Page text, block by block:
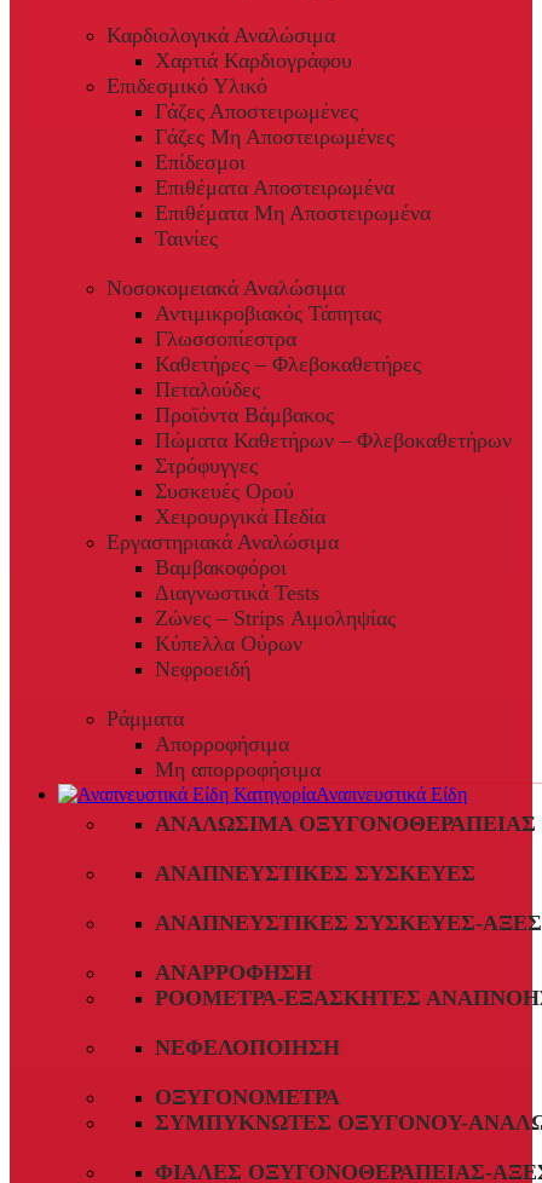
Καρδιολογικά Αναλώσιμα
Χαρτιά Καρδιογράφου
Επιδεσμικό Υλικό
Γάζες Αποστειρωμένες
Γάζες Μη Αποστειρωμένες
Επίδεσμοι
Επιθέματα Αποστειρωμένα
Επιθέματα Μη Αποστειρωμένα
Ταινίες
Νοσοκομειακά Αναλώσιμα
Αντιμικροβιακός Τάπητας
Γλωσσοπίεστρα
Καθετήρες – Φλεβοκαθετήρες
Πεταλούδες
Προϊόντα Βάμβακος
Πώματα Καθετήρων – Φλεβοκαθετήρων
Στρόφυγγες
Συσκευές Ορού
Χειρουργικά Πεδία
Εργαστηριακά Αναλώσιμα
Βαμβακοφόροι
Διαγνωστικά Tests
Ζώνες – Strips Αιμοληψίας
Κύπελλα Ούρων
Νεφροειδή
Ράμματα
Απορροφήσιμα
Μη απορροφήσιμα
Αναπνευστικά Είδη
ΑΝΑΛΏΣΙΜΑ ΟΞΥΓΟΝΟΘΕΡΑΠΕΊΑΣ
ΑΝΑΠΝΕΥΣΤΙΚΈΣ ΣΥΣΚΕΥΈΣ
ΑΝΑΠΝΕΥΣΤΙΚΈΣ ΣΥΣΚΕΥΈΣ-
ΑΝΑΡΡΌΦΗΣΗ
ΡΟΌΜΕΤΡΑ-ΕΞΑΣΚΗΤΈΣ
ΝΕΦΕΛΟΠΟΊΗΣΗ
ΟΞΥΓΟΝΌΜΕΤΡΑ
ΣΥΜΠΥΚΝΩΤΈΣ ΟΞΥΓΌΝΟΥ-
ΦΙΆΛΕΣ ΟΞΥΓΟΝΟΘΕΡΑΠΕΊΑΣ-